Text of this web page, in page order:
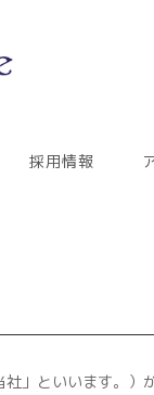
採用情報
」といいます。）